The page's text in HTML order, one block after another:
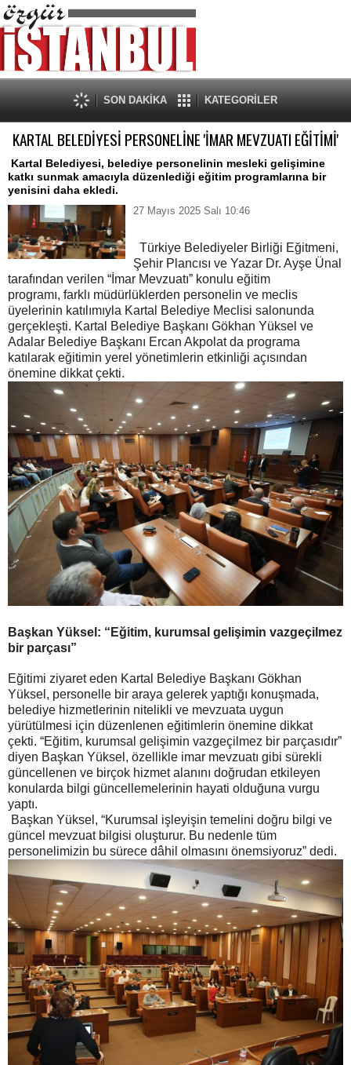
SON DAKİKA KATEGORİLER
KARTAL BELEDİYESİ PERSONELİNE 'İMAR MEVZUATI EĞİTİMİ'
Kartal Belediyesi, belediye personelinin mesleki gelişimine
katkı sunmak amacıyla düzenlediği eğitim programlarına bir
yenisini daha ekledi.
27 Mayıs 2025 Salı 10:46
Türkiye Belediyeler Birliği Eğitmeni,
Şehir Plancısı ve Yazar Dr. Ayşe Ünal
tarafından verilen “İmar Mevzuatı” konulu eğitim
programı, farklı müdürlüklerden personelin ve meclis
üyelerinin katılımıyla Kartal Belediye Meclisi salonunda
gerçekleşti. Kartal Belediye Başkanı Gökhan Yüksel ve
Adalar Belediye Başkanı Ercan Akpolat da programa
katılarak eğitimin yerel yönetimlerin etkinliği açısından
önemine dikkat çekti.
Başkan Yüksel: “Eğitim, kurumsal gelişimin vazgeçilmez
bir parçası”
Eğitimi ziyaret eden Kartal Belediye Başkanı Gökhan
Yüksel, personelle bir araya gelerek yaptığı konuşmada,
belediye hizmetlerinin nitelikli ve mevzuata uygun
yürütülmesi için düzenlenen eğitimlerin önemine dikkat
çekti. “Eğitim, kurumsal gelişimin vazgeçilmez bir parçasıdır”
diyen Başkan Yüksel, özellikle imar mevzuatı gibi sürekli
güncellenen ve birçok hizmet alanını doğrudan etkileyen
konularda bilgi güncellemelerinin hayati olduğuna vurgu
yaptı.
Başkan Yüksel, “Kurumsal işleyişin temelini doğru bilgi ve
güncel mevzuat bilgisi oluşturur. Bu nedenle tüm
personelimizin bu sürece dâhil olmasını önemsiyoruz” dedi.